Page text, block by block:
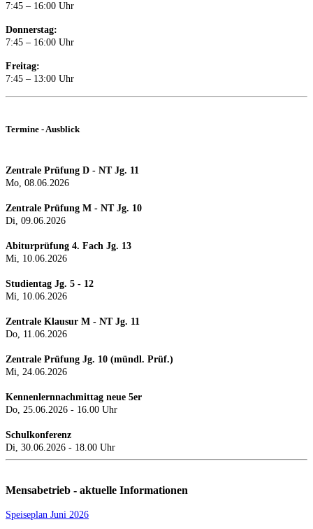
7:45 – 16:00 Uhr
Donnerstag:
7:45 – 16:00 Uhr
Freitag:
7:45 – 13:00 Uhr
Termine - Ausblick
Zentrale Prüfung D - NT Jg. 11
Mo, 08.06.2026
Zentrale Prüfung M - NT Jg. 10
Di, 09.06.2026
Abiturprüfung 4. Fach Jg. 13
Mi, 10.06.2026
Studientag Jg. 5 - 12
Mi, 10.06.2026
Zentrale Klausur M - NT Jg. 11
Do, 11.06.2026
Zentrale Prüfung Jg. 10 (mündl. Prüf.)
Mi, 24.06.2026
Kennenlernnachmittag neue 5er
Do, 25.06.2026 - 16.00 Uhr
Schulkonferenz
Di, 30.06.2026 - 18.00 Uhr
Mensabetrieb - aktuelle Informationen
Speiseplan Juni 2026